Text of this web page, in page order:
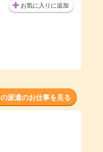
お気に入りに追加
の派遣のお仕事を見る